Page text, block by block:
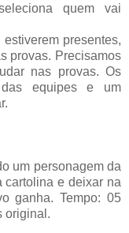
quem vai
presentes,
provas. Precisamos
nas provas. Os
equipes e um
um personagem da
cartolina e deixar na
ganha. Tempo: 05
original.